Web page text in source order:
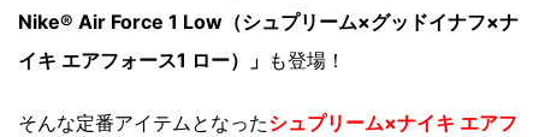
Nike® Air Force 1 Low（シュプリーム×グッドイナフ×ナ
イキ エアフォース1 ロー）」 も登場！
そんな定番アイテムとなったシュプリーム×ナイキ エアフ